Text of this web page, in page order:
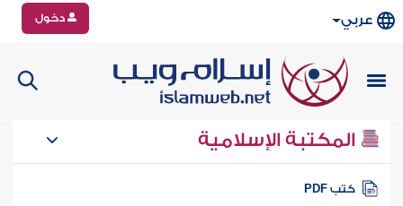
عربي دخول
المكتبة الإسلامية